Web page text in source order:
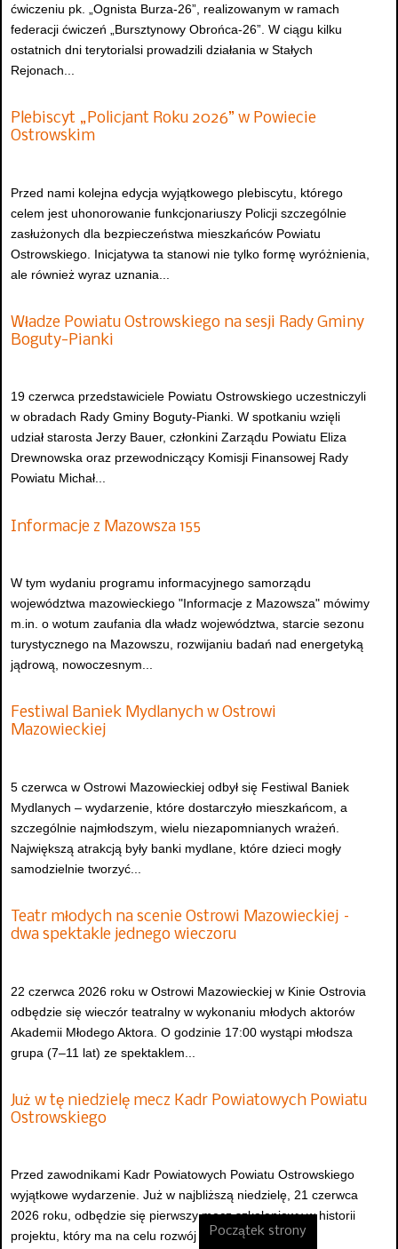
ćwiczeniu pk. „Ognista Burza-26”, realizowanym w ramach
federacji ćwiczeń „Bursztynowy Obrońca-26”. W ciągu kilku
ostatnich dni terytorialsi prowadzili działania w Stałych
Rejonach...
Plebiscyt „Policjant Roku 2026” w Powiecie
Ostrowskim
Przed nami kolejna edycja wyjątkowego plebiscytu, którego
celem jest uhonorowanie funkcjonariuszy Policji szczególnie
zasłużonych dla bezpieczeństwa mieszkańców Powiatu
Ostrowskiego. Inicjatywa ta stanowi nie tylko formę wyróżnienia,
ale również wyraz uznania...
Władze Powiatu Ostrowskiego na sesji Rady Gminy
Boguty-Pianki
19 czerwca przedstawiciele Powiatu Ostrowskiego uczestniczyli
w obradach Rady Gminy Boguty-Pianki. W spotkaniu wzięli
udział starosta Jerzy Bauer, członkini Zarządu Powiatu Eliza
Drewnowska oraz przewodniczący Komisji Finansowej Rady
Powiatu Michał...
Informacje z Mazowsza 155
W tym wydaniu programu informacyjnego samorządu
województwa mazowieckiego "Informacje z Mazowsza" mówimy
m.in. o wotum zaufania dla władz województwa, starcie sezonu
turystycznego na Mazowszu, rozwijaniu badań nad energetyką
jądrową, nowoczesnym...
Festiwal Baniek Mydlanych w Ostrowi
Mazowieckiej
5 czerwca w Ostrowi Mazowieckiej odbył się Festiwal Baniek
Mydlanych – wydarzenie, które dostarczyło mieszkańcom, a
szczególnie najmłodszym, wielu niezapomnianych wrażeń.
Największą atrakcją były banki mydlane, które dzieci mogły
samodzielnie tworzyć...
Teatr młodych na scenie Ostrowi Mazowieckiej –
dwa spektakle jednego wieczoru
22 czerwca 2026 roku w Ostrowi Mazowieckiej w Kinie Ostrovia
odbędzie się wieczór teatralny w wykonaniu młodych aktorów
Akademii Młodego Aktora. O godzinie 17:00 wystąpi młodsza
grupa (7–11 lat) ze spektaklem...
Już w tę niedzielę mecz Kadr Powiatowych Powiatu
Ostrowskiego
Przed zawodnikami Kadr Powiatowych Powiatu Ostrowskiego
wyjątkowe wydarzenie. Już w najbliższą niedzielę, 21 czerwca
2026 roku, odbędzie się pierwszy mecz szkoleniowy w historii
projektu, który ma na celu rozwój i...Początek strony